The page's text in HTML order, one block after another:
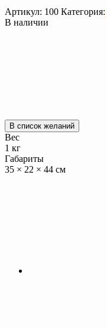
Артикул: 100 Категория:
В наличии
В список желаний
Вес
1 кг
Габариты
35 × 22 × 44 см